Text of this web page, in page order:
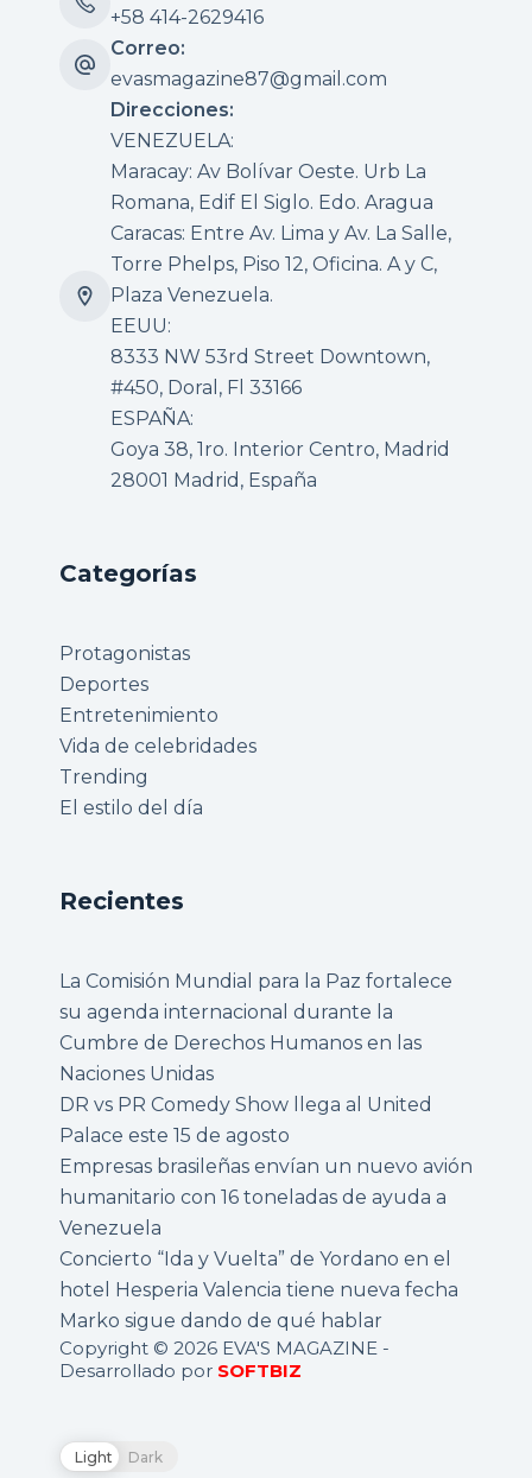
+58 414-2629416
Correo:
evasmagazine87@gmail.com
Direcciones:
VENEZUELA:
Maracay: Av Bolívar Oeste. Urb La
Romana, Edif El Siglo. Edo. Aragua
Caracas: Entre Av. Lima y Av. La Salle,
Torre Phelps, Piso 12, Oficina. A y C,
Plaza Venezuela.
EEUU:
8333 NW 53rd Street Downtown,
#450, Doral, Fl 33166
ESPAÑA:
Goya 38, 1ro. Interior Centro, Madrid
28001 Madrid, España
Categorías
Protagonistas
Deportes
Entretenimiento
Vida de celebridades
Trending
El estilo del día
Recientes
La Comisión Mundial para la Paz fortalece
su agenda internacional durante la
Cumbre de Derechos Humanos en las
Naciones Unidas
DR vs PR Comedy Show llega al United
Palace este 15 de agosto
Empresas brasileñas envían un nuevo avión
humanitario con 16 toneladas de ayuda a
Venezuela
Concierto “Ida y Vuelta” de Yordano en el
hotel Hesperia Valencia tiene nueva fecha
Marko sigue dando de qué hablar
Copyright © 2026 EVA'S MAGAZINE -
Desarrollado por SOFTBIZ
Light Dark